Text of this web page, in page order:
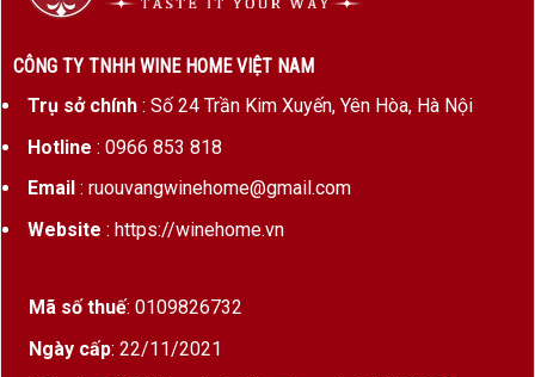
CÔNG TY TNHH WINE HOME VIỆT NAM
Trụ sở chính: Số 24 Trần Kim Xuyến, Yên Hòa, Hà Nội
Hotline : 0966 853 818
Email : ruouvangwinehome@gmail.com
Website : https://winehome.vn
Mã số thuế: 0109826732
Ngày cấp: 22/11/2021